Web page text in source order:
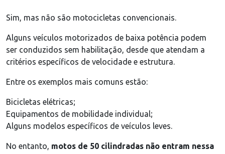
Sim, mas não são motocicletas convencionais.
Alguns veículos motorizados de baixa potência podem
ser conduzidos sem habilitação, desde que atendam a
critérios específicos de velocidade e estrutura.
Entre os exemplos mais comuns estão:
Bicicletas elétricas;
Equipamentos de mobilidade individual;
Alguns modelos específicos de veículos leves.
No entanto, motos de 50 cilindradas não entram nessa